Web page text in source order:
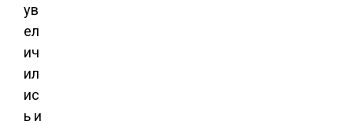
ув
ел
ич
ил
ис
ь и